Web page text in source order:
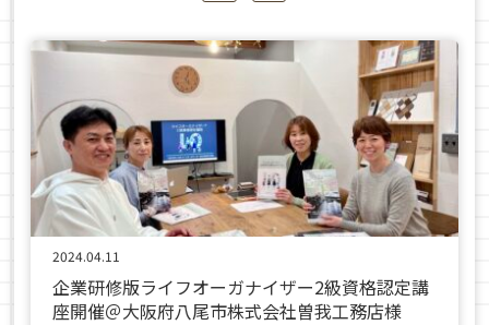
2024.04.11
企業研修版ライフオーガナイザー2級資格認定講
座開催＠大阪府八尾市株式会社曽我工務店様